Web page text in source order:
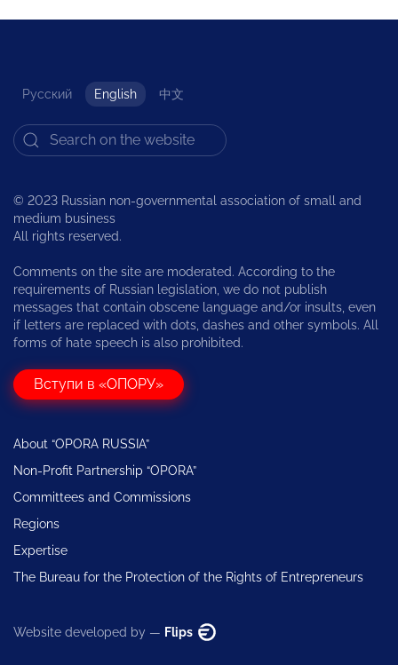
Русский English 中文
© 2023 Russian non-governmental association of small and
medium business
All rights reserved.
Comments on the site are moderated. According to the
requirements of Russian legislation, we do not publish
messages that contain obscene language and/or insults, even
if letters are replaced with dots, dashes and other symbols. All
forms of hate speech is also prohibited.
Вступи в «ОПОРУ»
About “OPORA RUSSIA”
Non-Profit Partnership “OPORA”
Committees and Commissions
Regions
Expertise
The Bureau for the Protection of the Rights of Entrepreneurs
Website developed by — Flips